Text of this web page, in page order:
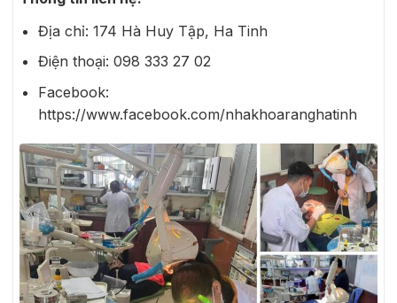
Địa chỉ: 174 Hà Huy Tập, Ha Tinh
Điện thoại: 098 333 27 02
Facebook:
https://www.facebook.com/nhakhoaranghatinh